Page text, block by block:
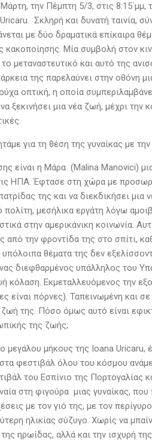
την Πέμπτη 5/3, στις
Σκληρή και δυνατή ταινία,
με δύο δραματικά επίκαιρα
κακοποίησης. Μία συμβολή στον
μεταναστευτικό και αυτό της
της παρελαύνει στην οθόνη
οπτική, η οποία
ξεκινήσει μια νέα ζωή, μέχρι
για τη θέση της γυναίκας με
είναι η Μάρα (Malina Manovici)
ΗΠΑ. Έφτασε στη χώρα με
της και να διεκδικήσει
μεσήλικα εργάτη λόγω
στην αμερικάνικη κοινωνία.
από την φροντίδα της στο
θέματα της δεν
διεφθαρμένος υπάλληλος του
κόλαση. Εκμεταλλευόμενος την
είναι πόρνες). Ταπεινωμένη και
ζωή της. Πόσο όμως αυτό είναι
της ζωής;
μεγάλου μήκους της Ioana Uricaru,
φεστιβάλ όλου του κόσμου
του Εσπίνιο της
στη φιγούρα μιας γυναίκας,
με τον γιό της, με τον
ηλικίας σύζυγο. Χωρίς να
ηρωίδας, αλλά και την ισχυρή